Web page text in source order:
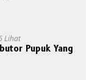
Lihat
Pupuk Yang